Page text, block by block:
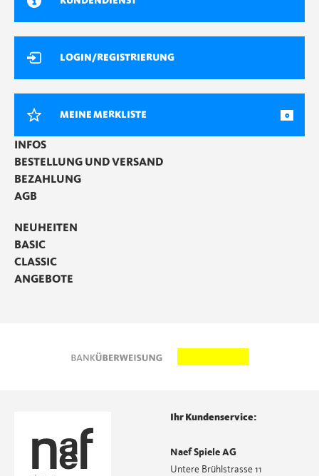
LOGIN/REGISTRIERUNG
MEINE MERKLISTE 0
INFOS
BESTELLUNG UND VERSAND
BEZAHLUNG
AGB
NEUHEITEN
BASIC
CLASSIC
ANGEBOTE
Ihr Kundenservice:
Naef Spiele AG
Untere Brühlstrasse 11